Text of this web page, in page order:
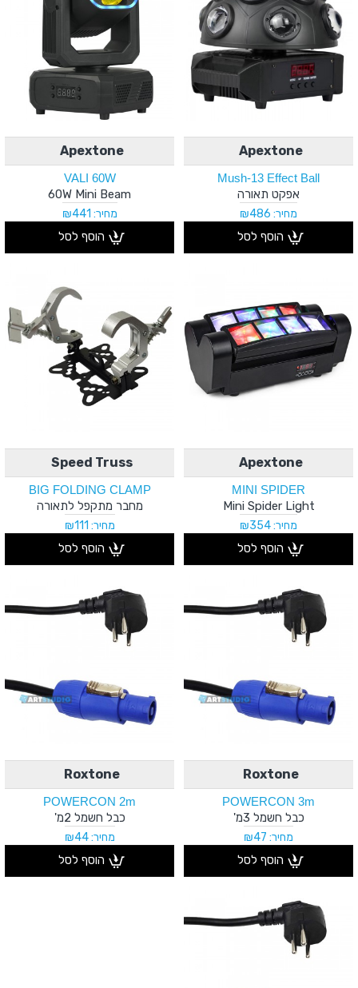
Apextone
Mush-13 Effect Ball
אפקט תאורה
מחיר: ₪486
הוסף לסל
Apextone
VALI 60W
60W Mini Beam
מחיר: ₪441
הוסף לסל
Apextone
MINI SPIDER
Mini Spider Light
מחיר: ₪354
הוסף לסל
Speed Truss
BIG FOLDING CLAMP
מחבר מתקפל לתאורה
מחיר: ₪111
הוסף לסל
Roxtone
POWERCON 3m
כבל חשמל 3מ'
מחיר: ₪47
הוסף לסל
Roxtone
POWERCON 2m
כבל חשמל 2מ'
מחיר: ₪44
הוסף לסל